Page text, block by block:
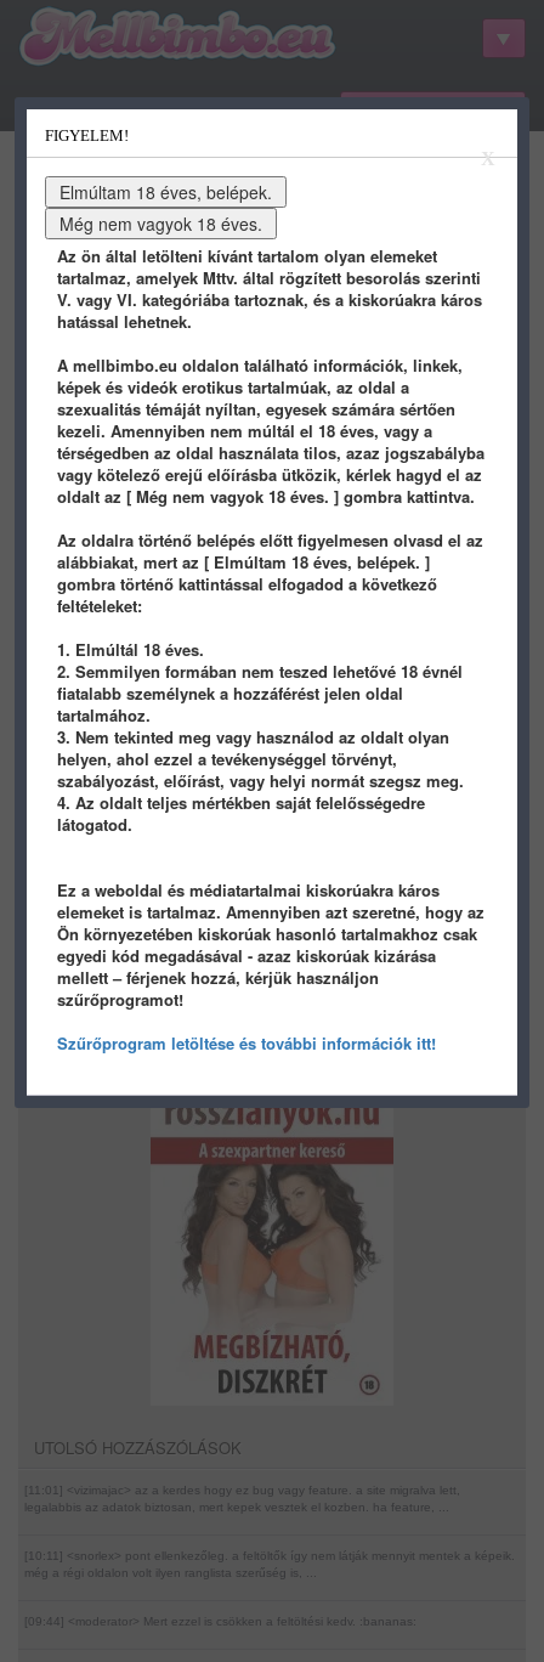
belépés / regisztráció
kategóriák hots gifs porn
youtube qdb
Elfelejtett jelszó
Email cím:
Elküld
az oldahoz, csak add meg az
email címedet, és lehetőséget
biztosítunk ahhoz, hogy újat
emailt, amelyben található
linkre kattintva tudsz új jelszót
percen belül nem jön meg az
email kérjük ellenőrzid a
mappát, esetleg írj a
TARTALOM BEÁLLÍTÁSA
HIRDETES
UTOLSÓ HOZZÁSZÓLÁSOK
[11:01] <vizimajac> az a kerdes hogy ez bug vagy feature. a site migralva lett,
legalabbis az adatok biztosan, mert kepek vesztek el kozben. ha feature, ...
[10:11] <snorlex> pont ellenkezőleg. a feltöltők így nem látják mennyit mentek a képeik.
még a régi oldalon volt ilyen ranglista szerűség is, ...
[09:44] <moderator> Mert ezzel is csökken a feltöltési kedv. :bananas:
X
FIGYELEM!
Az ön által letölteni kívánt tartalom olyan elemeket
tartalmaz, amelyek Mttv. által rögzített besorolás szerinti
V. vagy VI. kategóriába tartoznak, és a kiskorúakra káros
hatással lehetnek.
A mellbimbo.eu oldalon található információk, linkek,
képek és videók erotikus tartalmúak, az oldal a
szexualitás témáját nyíltan, egyesek számára sértően
kezeli. Amennyiben nem múltál el 18 éves, vagy a
térségedben az oldal használata tilos, azaz jogszabályba
vagy kötelező erejű előírásba ütközik, kérlek hagyd el az
oldalt az [ Még nem vagyok 18 éves. ] gombra kattintva.
Az oldalra történő belépés előtt figyelmesen olvasd el az
alábbiakat, mert az [ Elmúltam 18 éves, belépek. ]
gombra történő kattintással elfogadod a következő
feltételeket:
1. Elmúltál 18 éves.
2. Semmilyen formában nem teszed lehetővé 18 évnél
fiatalabb személynek a hozzáférést jelen oldal
tartalmához.
3. Nem tekinted meg vagy használod az oldalt olyan
helyen, ahol ezzel a tevékenységgel törvényt,
szabályozást, előírást, vagy helyi normát szegsz meg.
4. Az oldalt teljes mértékben saját felelősségedre
látogatod.
Ez a weboldal és médiatartalmai kiskorúakra káros
elemeket is tartalmaz. Amennyiben azt szeretné, hogy az
Ön környezetében kiskorúak hasonló tartalmakhoz csak
egyedi kód megadásával - azaz kiskorúak kizárása
mellett – férjenek hozzá, kérjük használjon
szűrőprogramot!
Szűrőprogram letöltése és további információk itt!